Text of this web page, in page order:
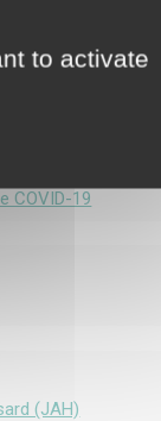
COVID-19
(JAH)
to activate